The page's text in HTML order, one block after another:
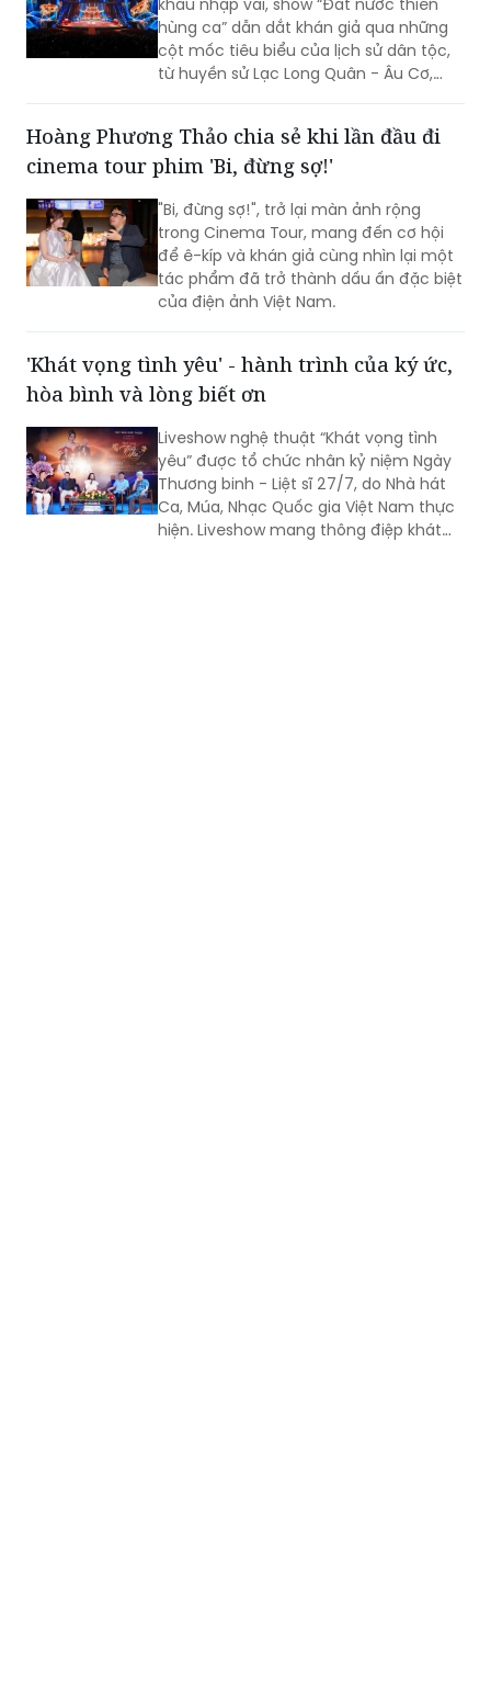
hùng ca” dẫn dắt khán giả qua những
cột mốc tiêu biểu của lịch sử dân tộc,
từ huyền sử Lạc Long Quân - Âu Cơ,
phát triển hùng cường của dân tộc
trong thời đại mới.
Hoàng Phương Thảo chia sẻ khi lần đầu đi
cinema tour phim 'Bi, đừng sợ!'
"Bi, đừng sợ!", trở lại màn ảnh rộng
trong Cinema Tour, mang đến cơ hội
để ê-kíp và khán giả cùng nhìn lại một
tác phẩm đã trở thành dấu ấn đặc biệt
của điện ảnh Việt Nam.
'Khát vọng tình yêu' - hành trình của ký ức,
hòa bình và lòng biết ơn
Liveshow nghệ thuật “Khát vọng tình
yêu” được tổ chức nhân kỷ niệm Ngày
Thương binh - Liệt sĩ 27/7, do Nhà hát
Ca, Múa, Nhạc Quốc gia Việt Nam thực
hiện. Liveshow mang thông điệp khát